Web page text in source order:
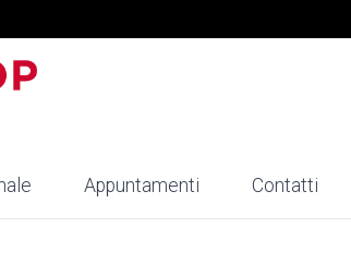
Appuntamenti Contatti